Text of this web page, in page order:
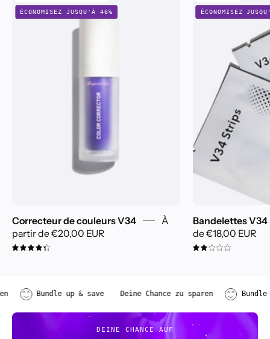
de
couleurs
ÉCONOMISEZ JUSQU'À 46%
Correcteur de couleurs V34
À
partir de€20,00 EUR
ÉCONOMISEZ
Bandelettes V34
de€18,00 EUR
2.0
zu sparen Bundle up & save Deine Chance zu sparen
DEINE CHANCE AUF